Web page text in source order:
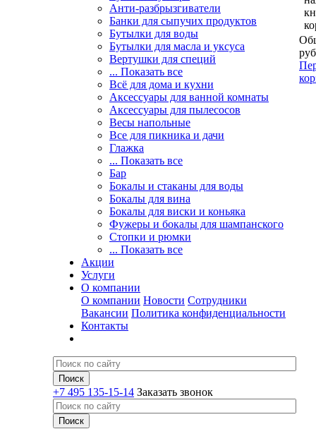
Анти-разбрызгиватели
Банки для сыпучих продуктов
Бутылки для воды
Бутылки для масла и уксуса
Вертушки для специй
... Показать все
Всё для дома и кухни
Аксессуары для ванной комнаты
Аксессуары для пылесосов
Весы напольные
Все для пикника и дачи
Глажка
... Показать все
Бар
Бокалы и стаканы для воды
Бокалы для вина
Бокалы для виски и коньяка
Фужеры и бокалы для шампанского
Стопки и рюмки
... Показать все
Акции
Услуги
О компании
О компании Новости Сотрудники
Вакансии Политика конфиденциальности
Контакты
+7 495 135-15-14 Заказать звонок